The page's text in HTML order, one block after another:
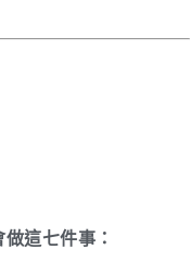
這七件事：